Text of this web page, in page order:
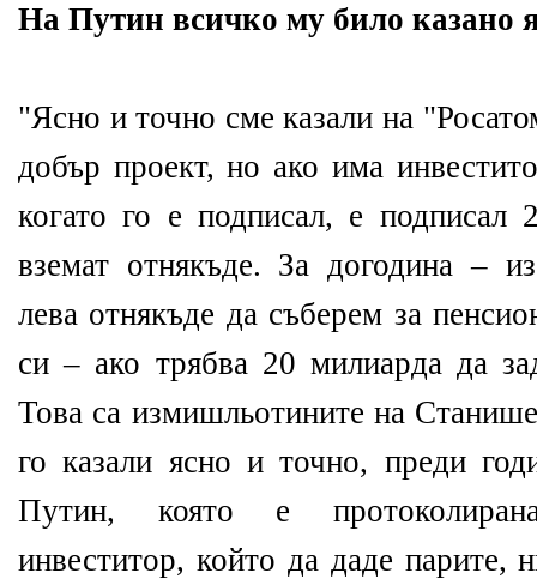
На Путин всичко му било казано
"Ясно и точно сме казали на
добър проект, но ако има
когато го е подписал, е
вземат отнякъде. За догодина –
лева отнякъде да съберем за
си – ако трябва 20 милиарда да
Това са измишльотините на
го казали ясно и точно, преди
Путин, която е
инвеститор, който да даде